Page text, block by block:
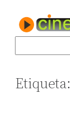
contenido
Etiqueta: